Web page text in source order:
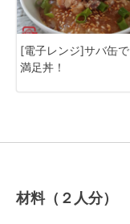
[電子レンジ]サバ缶で
満足丼！
材料（２人分）